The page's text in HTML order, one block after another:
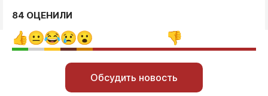
84 ОЦЕНИЛИ
Обсудить новость